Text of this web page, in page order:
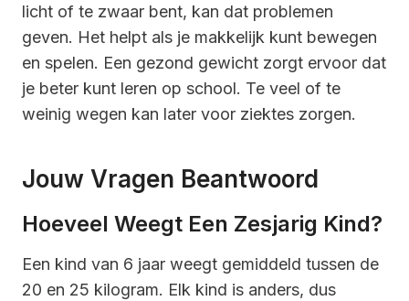
licht of te zwaar bent, kan dat problemen
geven. Het helpt als je makkelijk kunt bewegen
en spelen. Een gezond gewicht zorgt ervoor dat
je beter kunt leren op school. Te veel of te
weinig wegen kan later voor ziektes zorgen.
Jouw Vragen Beantwoord
Hoeveel Weegt Een Zesjarig Kind?
Een kind van 6 jaar weegt gemiddeld tussen de
20 en 25 kilogram. Elk kind is anders, dus